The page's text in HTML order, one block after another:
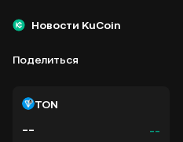
Новости KuCoin
Поделиться
TON
-- --